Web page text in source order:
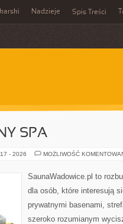
Nadzieje Spis Treści
SPA
- 2026 MOŻLIWOŚĆ
SaunaWadowice.pl to
dla osób, które interesują
prywatnymi basenami,
szeroko rozumianym